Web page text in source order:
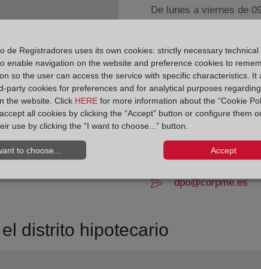
De lunes a viernes de
Agosto: De lunes a
Los días 24 y 31 de
Datos de contacto:
(96) 389 81 75
Datos del Registrador:
Antonio Manrique
dpo@corpme.es
distrito hipotecario
de Registradores uses its own cookies: strictly necessary technical
enable navigation on the website and preference cookies to
so the user can access the service with specific characteristics. It
party cookies for preferences and for analytical purposes
the website. Click HERE for more information about the “Cookie
all cookies by clicking the “Accept” button or configure them
use by clicking the “I want to choose...” button.
to choose... Accept